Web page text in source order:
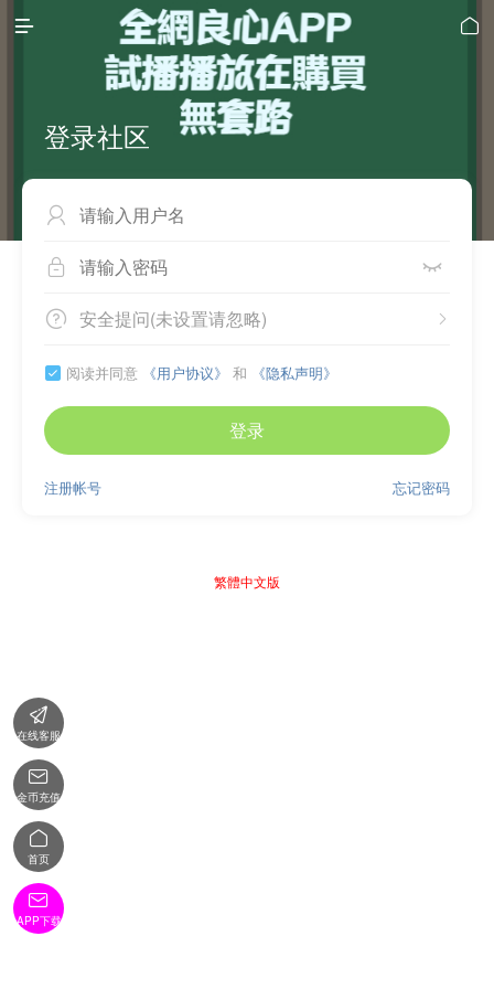
 
登录社区

 
 
安全提问(未设置请忽略)
 阅读并同意 《用户协议》 和 《隐私声明》
登录
忘记密码
注册帐号
繁體中文版

在线客服

金币充值

首页

APP下载